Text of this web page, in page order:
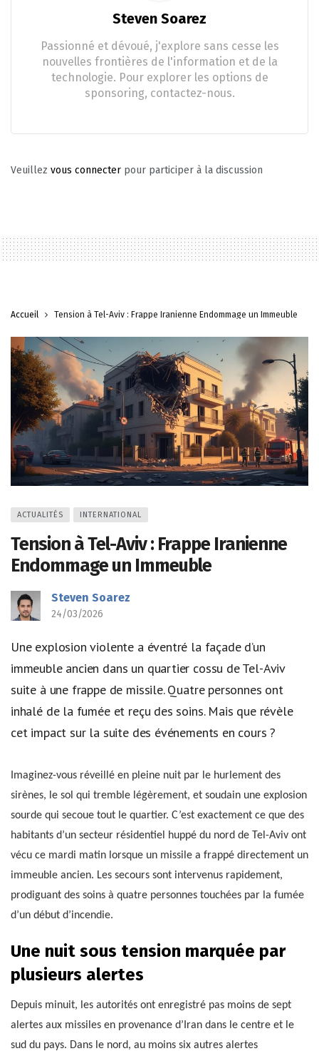
Steven Soarez
Passionné et dévoué, j'explore sans cesse les
nouvelles frontières de l'information et de la
technologie. Pour explorer les options de
sponsoring, contactez-nous.
Veuillez vous connecter pour participer à la discussion
Accueil Tension à Tel-Aviv : Frappe Iranienne Endommage un Immeuble
ACTUALITÉS INTERNATIONAL
Tension à Tel-Aviv : Frappe Iranienne
Endommage un Immeuble
Steven Soarez
24/03/2026
Une explosion violente a éventré la façade d’un
immeuble ancien dans un quartier cossu de Tel-Aviv
suite à une frappe de missile. Quatre personnes ont
inhalé de la fumée et reçu des soins. Mais que révèle
cet impact sur la suite des événements en cours ?
Imaginez-vous réveillé en pleine nuit par le hurlement des
sirènes, le sol qui tremble légèrement, et soudain une explosion
sourde qui secoue tout le quartier. C’est exactement ce que des
habitants d’un secteur résidentiel huppé du nord de Tel-Aviv ont
vécu ce mardi matin lorsque un missile a frappé directement un
immeuble ancien. Les secours sont intervenus rapidement,
prodiguant des soins à quatre personnes touchées par la fumée
d’un début d’incendie.
Une nuit sous tension marquée par
plusieurs alertes
Depuis minuit, les autorités ont enregistré pas moins de sept
alertes aux missiles en provenance d’Iran dans le centre et le
sud du pays. Dans le nord, au moins six autres alertes